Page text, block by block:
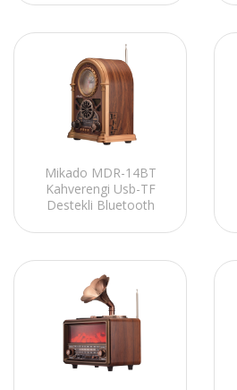
Dereceli Saat Speaker
Mikado MDR-14BT
Kahverengi Usb-TF
Destekli Bluetooth
1200mAh 3 Band Saatli